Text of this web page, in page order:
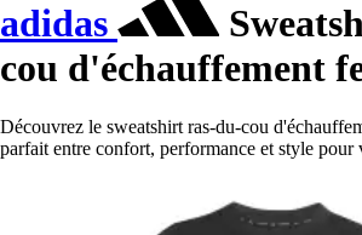
adidas
cou d'échauffement
Découvrez le sweatshirt ras-du-cou
parfait entre confort, performance et style pour